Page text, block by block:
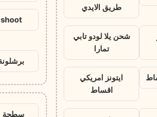
طريق الايدي
شحن يلا لودو تابي
تمارا
ايتونز امريكي
اقساط
سطحة